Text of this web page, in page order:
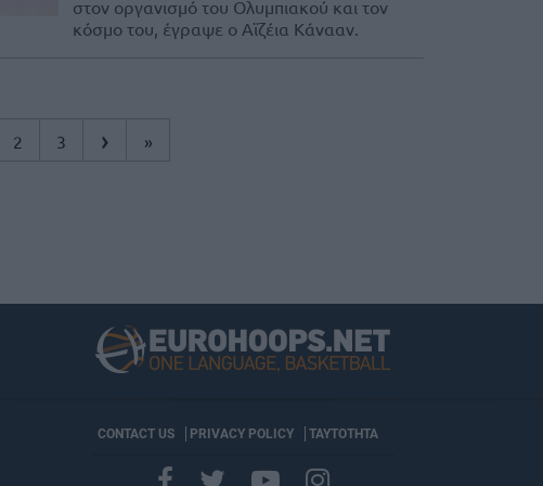
στον οργανισμό του Ολυμπιακού και τον
κόσμο του, έγραψε ο Αϊζέια Κάνααν.
2 3 › »
CONTACT US PRIVACY POLICY ΤΑΥΤΟΤΗΤΑ